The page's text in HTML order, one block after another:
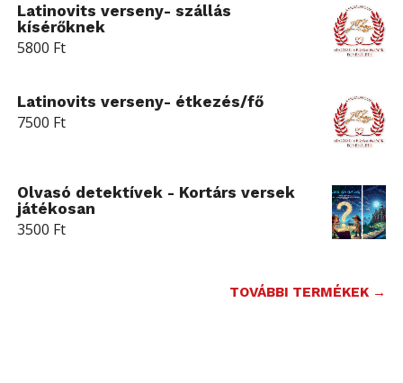
Latinovits verseny- szállás
kísérőknek
5800 Ft
Latinovits verseny- étkezés/fő
7500 Ft
Olvasó detektívek - Kortárs versek
játékosan
3500 Ft
TOVÁBBI TERMÉKEK →